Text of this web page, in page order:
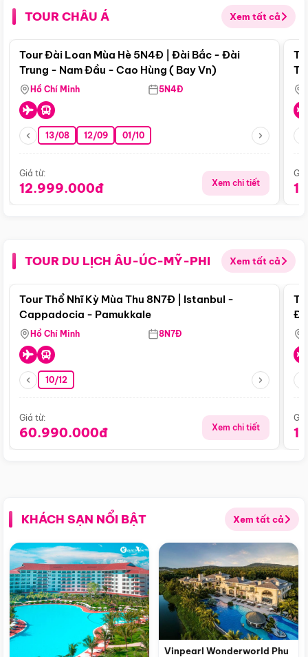
TOUR CHÂU Á Xem tất cả
Điểm nổi bật
Tour Đài Loan Mùa Hè 5N4Đ | Đài Bắc - Đài
Trung - Nam Đầu - Cao Hùng ( Bay Vn)
Hồ Chí Minh 5N4Đ
13/08 12/09 01/10
Giá từ:
12.999.000đ Xem chi tiết
TOUR DU LỊCH ÂU-ÚC-MỸ-PHI Xem tất cả
Điểm nổi bật
Tour Thổ Nhĩ Kỳ Mùa Thu 8N7Đ | Istanbul -
Cappadocia - Pamukkale
Hồ Chí Minh 8N7Đ
10/12
Giá từ:
60.990.000đ Xem chi tiết
KHÁCH SẠN NỔI BẬT Xem tất cả
Vinpearl Wonderworld Phu